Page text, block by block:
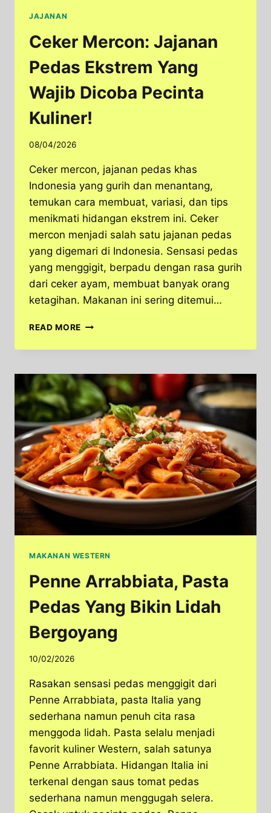
JAJANAN
Ceker Mercon: Jajanan
Pedas Ekstrem Yang
Wajib Dicoba Pecinta
Kuliner!
08/04/2026
Ceker mercon, jajanan pedas khas
Indonesia yang gurih dan menantang,
temukan cara membuat, variasi, dan tips
menikmati hidangan ekstrem ini. Ceker
mercon menjadi salah satu jajanan pedas
yang digemari di Indonesia. Sensasi pedas
yang menggigit, berpadu dengan rasa gurih
dari ceker ayam, membuat banyak orang
ketagihan. Makanan ini sering ditemui…
READ MORE CEKER
JAJANAN
EKSTREM
YANG
WAJIB
DICOBA
PECINTA
KULINER!
MAKANAN WESTERN
Penne Arrabbiata, Pasta
Pedas Yang Bikin Lidah
Bergoyang
10/02/2026
Rasakan sensasi pedas menggigit dari
Penne Arrabbiata, pasta Italia yang
sederhana namun penuh cita rasa
menggoda lidah. Pasta selalu menjadi
favorit kuliner Western, salah satunya
Penne Arrabbiata. Hidangan Italia ini
terkenal dengan saus tomat pedas
sederhana namun menggugah selera.